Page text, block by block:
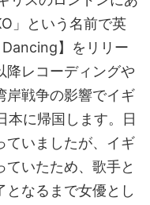
」という名前で英
】をリリー
降レコーディングや
岸戦争の影響でイギ
本に帰国します。日
ていましたが、イギ
ていたため、歌手と
となるまで女優とし